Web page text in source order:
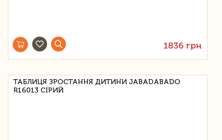
1836 грн
ТАБЛИЦЯ ЗРОСТАННЯ ДИТИНИ JABADABADO
R16013 СІРИЙ